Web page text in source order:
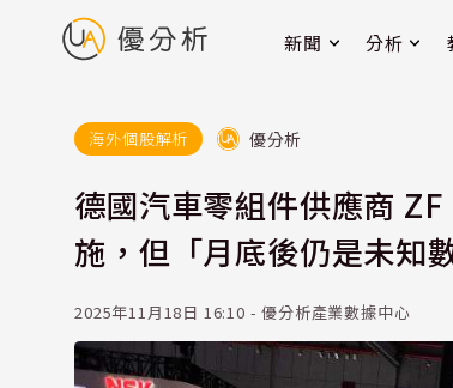
新聞 分析
海外個股解析 優分析
德國汽車零組件供應商
施，但「月底後仍是未知數
2025年11月18日 16:10 - 優分析產業數據中心